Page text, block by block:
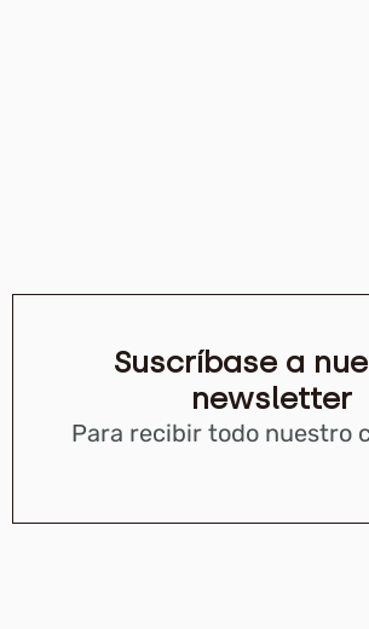
Suscríbase a
newsletter
Para recibir todo nuestro